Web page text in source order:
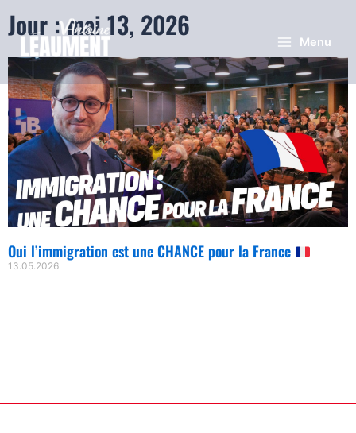
Menu
Jour : mai 13, 2026
Oui l’immigration est une CHANCE pour la France
13.05.2026